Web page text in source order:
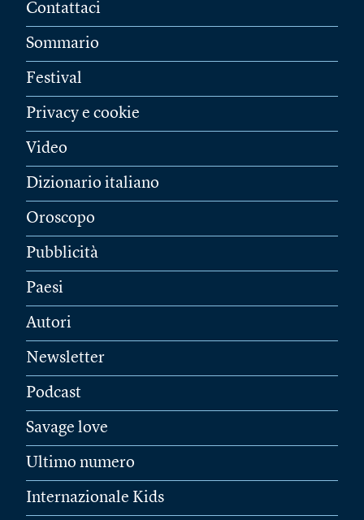
Contattaci
Sommario
Festival
Privacy e cookie
Video
Dizionario italiano
Oroscopo
Pubblicità
Paesi
Autori
Newsletter
Podcast
Savage love
Ultimo numero
Internazionale Kids